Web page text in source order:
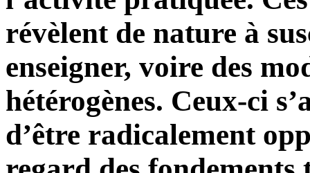
révèlent de nature à
enseigner, voire des
hétérogènes. Ceux-ci
d’être radicalement